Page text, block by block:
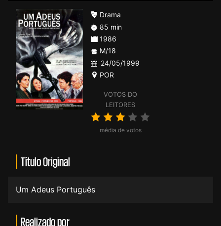
VOTOS DO
LEITORES
média de votos
Drama
85 min
1986
M/18
24/05/1999
POR
Título Original
Um Adeus Português
Realizado por